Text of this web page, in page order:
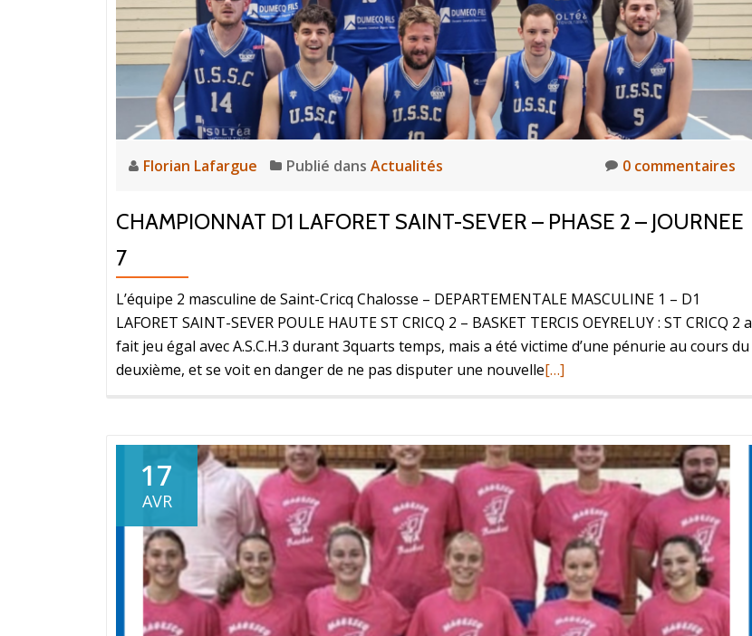
Florian Lafargue Publié dans Actualités 0 commentaires
CHAMPIONNAT D1 LAFORET SAINT-SEVER – PHASE 2 – JOURNEE
7
L’équipe 2 masculine de Saint-Cricq Chalosse – DEPARTEMENTALE MASCULINE 1 – D1
LAFORET SAINT-SEVER POULE HAUTE ST CRICQ 2 – BASKET TERCIS OEYRELUY : ST CRICQ 2 a
fait jeu égal avec A.S.C.H.3 durant 3quarts temps, mais a été victime d’une pénurie au cours du
deuxième, et se voit en danger de ne pas disputer une nouvelle[…]
17
AVR